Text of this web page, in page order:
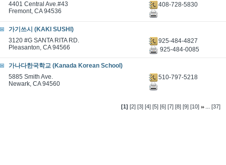
4401 Central Ave.#43
Fremont, CA 94536
408-728-5830
가기쓰시 (KAKI SUSHI)
3120 #G SANTA RITA RD.
Pleasanton, CA 94566
925-484-4827
925-484-0085
가나다한국학교 (Kanada Korean School)
5885 Smith Ave.
Newark, CA 94560
510-797-5218
[1] [2] [3] [4] [5] [6] [7] [8] [9] [10] ...[37]